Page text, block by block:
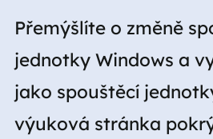
Přemýšlíte o změně
jednotky Windows a
jako spouštěcí
výuková stránka